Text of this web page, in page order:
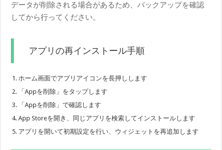
データが削除される場合があるため、バックアップを確認
してから行ってください。
アプリの再インストール手順
ホーム画面でアプリアイコンを長押しします
「Appを削除」をタップします
「Appを削除」で確認します
App Storeを開き、同じアプリを検索してインストールします
アプリを開いて初期設定を行い、ウィジェットを再追加します